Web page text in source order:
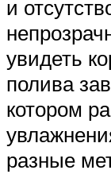
и
увидеть
полива
котором
разные